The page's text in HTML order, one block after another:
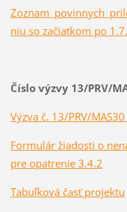
niu so začiatkom po
Číslo výzvy 13/PRV/
Výzva č. 13/PRV/
Formulár žiadosti o
pre opatrenie 3.4.2
Tabuľková časť projektu